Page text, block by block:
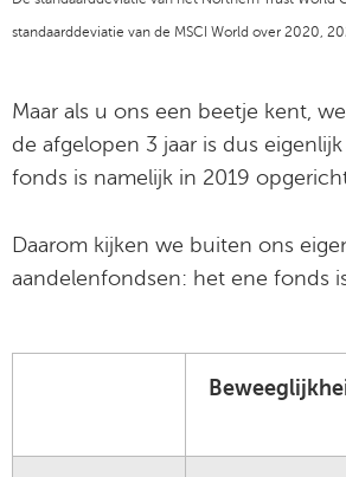
standaarddeviatie van de MSCI World over 2020,
Maar als u ons een beetje kent,
de afgelopen 3 jaar is dus
fonds is namelijk in 2019
Daarom kijken we buiten ons
aandelenfondsen: het ene fonds